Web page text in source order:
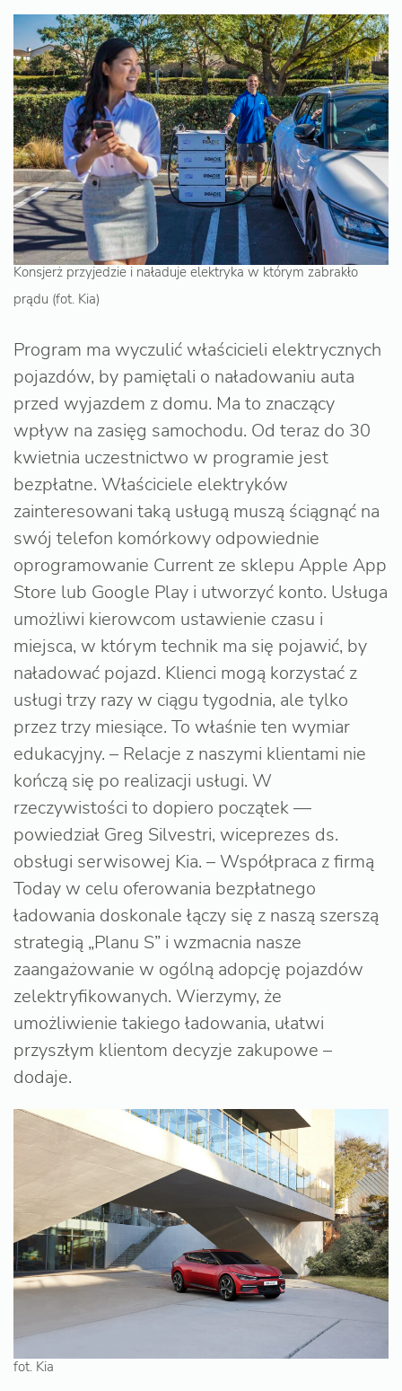
Konsjerż przyjedzie i naładuje elektryka w którym zabrakło
prądu (fot. Kia)
Program ma wyczulić właścicieli elektrycznych
pojazdów, by pamiętali o naładowaniu auta
przed wyjazdem z domu. Ma to znaczący
wpływ na zasięg samochodu. Od teraz do 30
kwietnia uczestnictwo w programie jest
bezpłatne. Właściciele elektryków
zainteresowani taką usługą muszą ściągnąć na
swój telefon komórkowy odpowiednie
oprogramowanie Current ze sklepu Apple App
Store lub Google Play i utworzyć konto. Usługa
umożliwi kierowcom ustawienie czasu i
miejsca, w którym technik ma się pojawić, by
naładować pojazd. Klienci mogą korzystać z
usługi trzy razy w ciągu tygodnia, ale tylko
przez trzy miesiące. To właśnie ten wymiar
edukacyjny. – Relacje z naszymi klientami nie
kończą się po realizacji usługi. W
rzeczywistości to dopiero początek —
powiedział Greg Silvestri, wiceprezes ds.
obsługi serwisowej Kia. – Współpraca z firmą
Today w celu oferowania bezpłatnego
ładowania doskonale łączy się z naszą szerszą
strategią „Planu S” i wzmacnia nasze
zaangażowanie w ogólną adopcję pojazdów
zelektryfikowanych. Wierzymy, że
umożliwienie takiego ładowania, ułatwi
przyszłym klientom decyzje zakupowe –
dodaje.
fot. Kia